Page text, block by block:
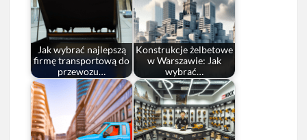
Jak wybrać najlepszą
firmę transportową do
przewozu…
Konstrukcje żelbetowe
w Warszawie: Jak
wybrać…